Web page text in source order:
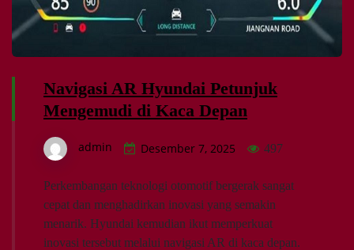
Navigasi AR Hyundai Petunjuk
Mengemudi di Kaca Depan
admin Desember 7, 2025 497
Perkembangan teknologi otomotif bergerak sangat
cepat dan menghadirkan inovasi yang semakin
menarik. Hyundai kemudian ikut memperkuat
inovasi tersebut melalui navigasi AR di kaca depan.